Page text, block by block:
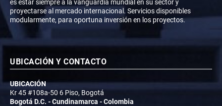
es estar siempre a la vanguardia mundial en su sector y
proyectarse al mercado internacional. Servicios disponibles
modularmente, para oportuna inversión en los proyectos.
UBICACIÓN Y CONTACTO
UBICACIÓN
Kr 45 #108a-50 6 Piso, Bogotá
Bogotá D.C. - Cundinamarca - Colombia